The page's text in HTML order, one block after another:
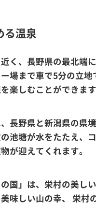
る温泉
く、長野県の最北端
場まで車で5分の立
楽しむことができます
長野県と新潟県の県
池塘が水をたたえ、
が迎えてくれます。
国」は、栄村の美し
味しい山の幸、 栄村